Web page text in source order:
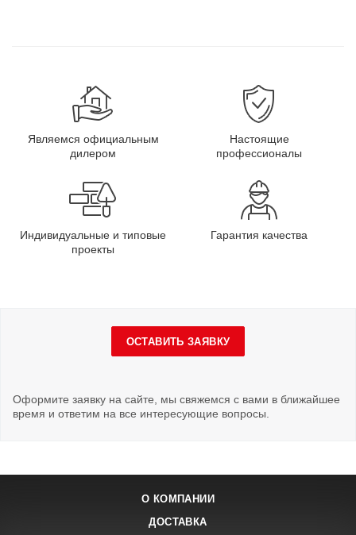
Являемся официальным
дилером
Настоящие
профессионалы
Индивидуальные и типовые
проекты
Гарантия качества
ОСТАВИТЬ ЗАЯВКУ
Оформите заявку на сайте, мы свяжемся с вами в ближайшее
время и ответим на все интересующие вопросы.
О КОМПАНИИ
ДОСТАВКА